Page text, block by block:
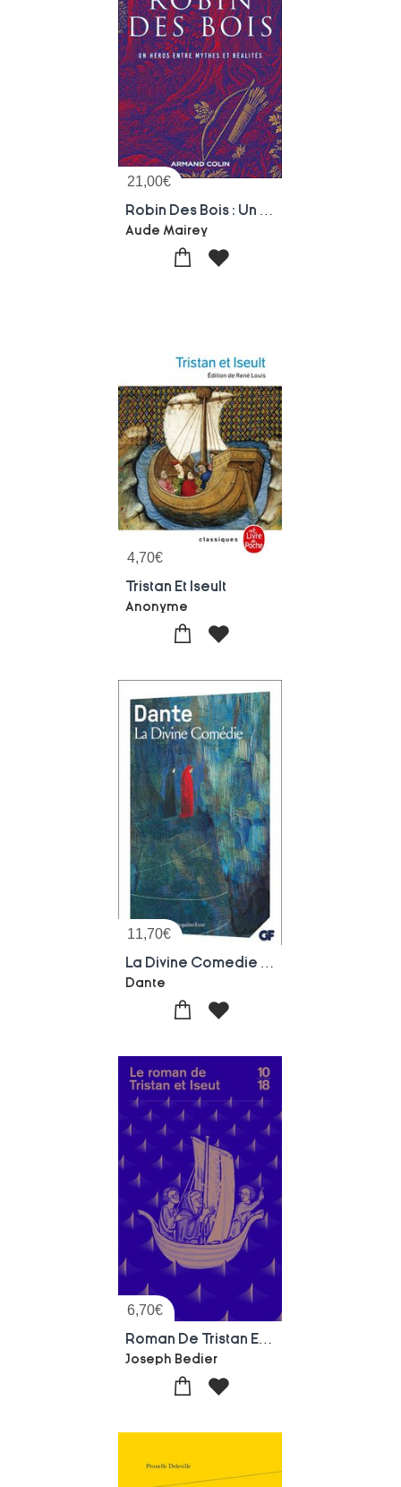
21,00€
Aude Mairey
4,70€
Tristan Et Iseult
Anonyme
11,70€
Dante
6,70€
Joseph Bedier